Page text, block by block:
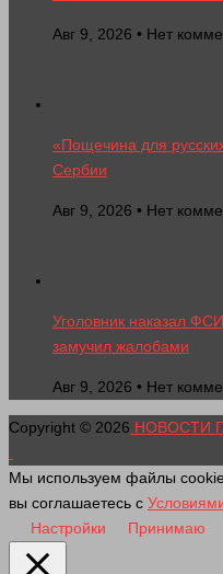
Авг 9, 2026 • Нет
«Пощечина для
Сербии
Авг 9, 2026 • Нет
Уголовник наказал
замучил жалобами
Авг 9, 2026 • Нет
Copyright © 2026 НОВОСТИ
Мы используем файлы
вы соглашаетесь с
Настройки
Принимаю